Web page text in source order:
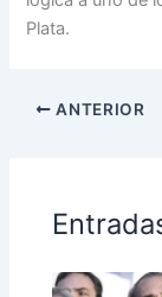
Plata.
ANTERIOR